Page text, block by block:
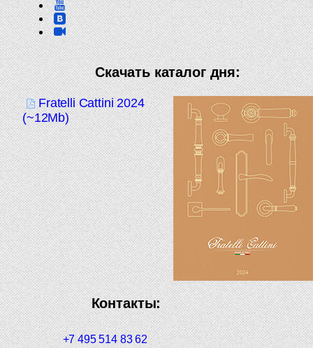
Скачать каталог дня:
Fratelli Cattini 2024
(~12Mb)
Контакты:
+7 495 514 83 62